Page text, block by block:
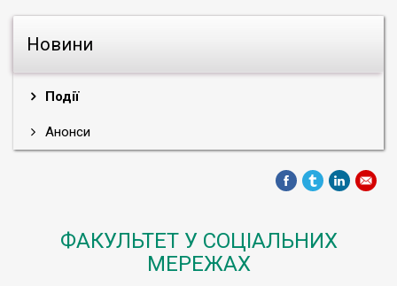
Новини
Події
Анонси
ФАКУЛЬТЕТ У СОЦІАЛЬНИХ
МЕРЕЖАХ